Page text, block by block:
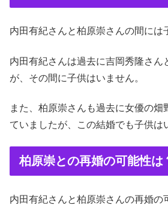
内田有紀さんと柏原崇さんの間には
内田有紀さんは過去に吉岡秀隆さん
が、その間に子供はいません。
また、柏原崇さんも過去に女優の畑
ていましたが、この結婚でも子供は
柏原崇との再婚の可能性は
内田有紀さんと柏原崇さんの再婚の